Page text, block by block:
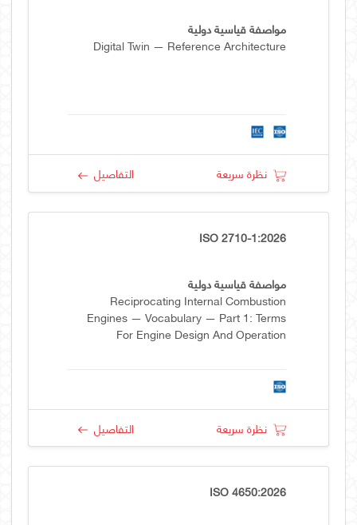
مواصفة قياسية دولية
Digital Twin — Reference Architecture
نظرة سريعة التفاصيل
ISO 2710-1:2026
مواصفة قياسية دولية
Reciprocating Internal Combustion
Engines — Vocabulary — Part 1: Terms
For Engine Design And Operation
نظرة سريعة التفاصيل
ISO 4650:2026